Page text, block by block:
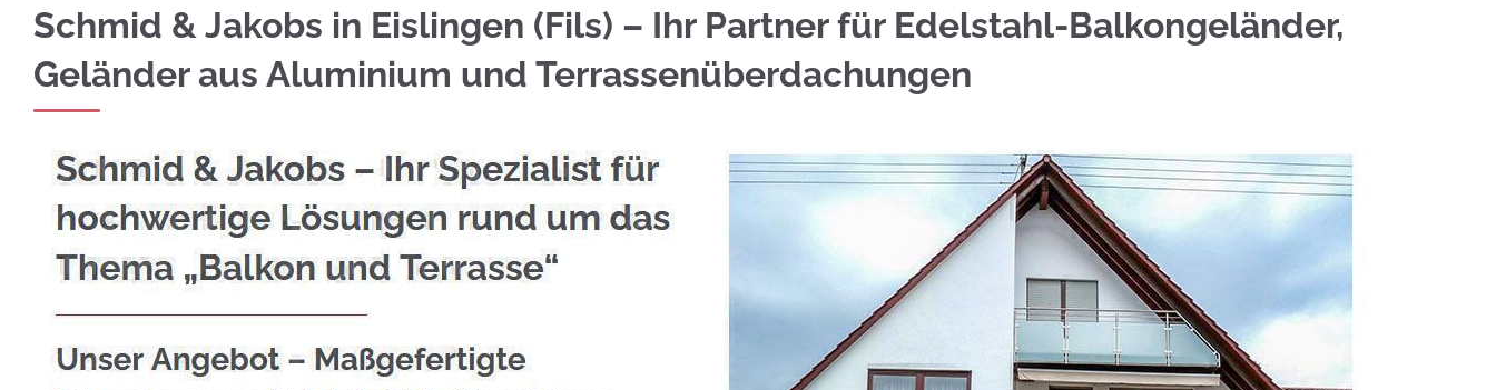
Holen Sie sich Edelstahl Balkongeländer in Eislingen (Fils) bei ☀️Schmid & Jakobs und ✓Aluminium Sichtschutz, Treppengeländer,
Schmid & Jakobs in Eislingen (Fils) – Ihr Partner für Edelstahl-Balkongeländer,
Geländer aus Aluminium und Terrassenüberdachungen